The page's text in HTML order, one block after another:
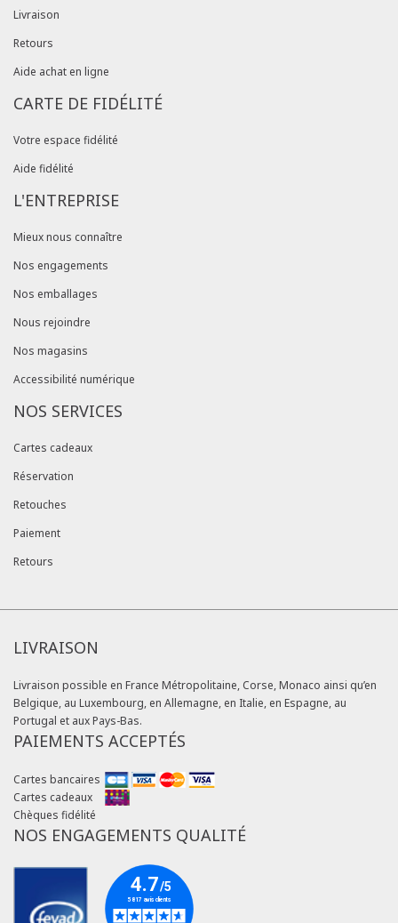
Livraison
Retours
Aide achat en ligne
CARTE DE FIDÉLITÉ
Votre espace fidélité
Aide fidélité
L'ENTREPRISE
Mieux nous connaître
Nos engagements
Nos emballages
Nous rejoindre
Nos magasins
Accessibilité numérique
NOS SERVICES
Cartes cadeaux
Réservation
Retouches
Paiement
Retours
LIVRAISON
Livraison possible en France Métropolitaine, Corse, Monaco ainsi qu’en
Belgique, au Luxembourg, en Allemagne, en Italie, en Espagne, au
Portugal et aux Pays-Bas.
PAIEMENTS ACCEPTÉS
Cartes bancaires
Cartes cadeaux
Chèques fidélité
NOS ENGAGEMENTS QUALITÉ